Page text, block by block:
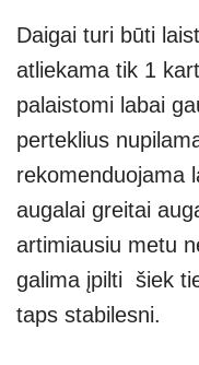
Daigai turi būti
atliekama tik 1
palaistomi labai
perteklius
rekomenduojama
augalai greitai
artimiausiu metu
galima įpilti šiek
taps stabilesni.